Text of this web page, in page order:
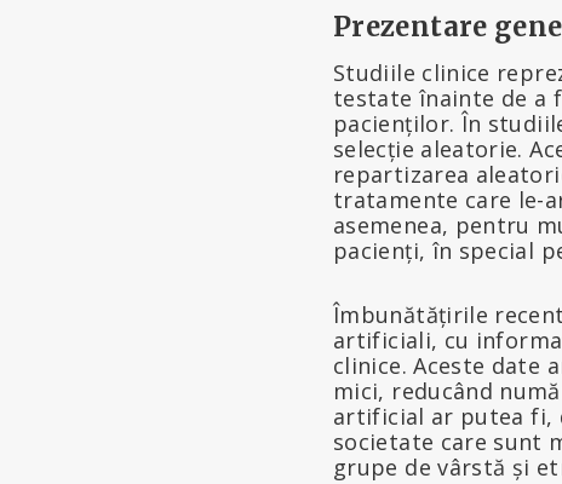
Prezentare
Studiile clinice
testate înainte de a
pacienților. În
selecție aleatorie.
repartizarea
tratamente care le-
asemenea, pentru
pacienți, în special
Îmbunătățirile
artificiali, cu
clinice. Aceste date
mici, reducând
artificial ar putea fi,
societate care sunt
grupe de vârstă și